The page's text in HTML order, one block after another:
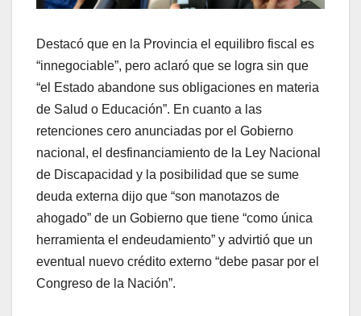
Destacó que en la Provincia el equilibro fiscal es
“innegociable”, pero aclaró que se logra sin que
“el Estado abandone sus obligaciones en materia
de Salud o Educación”. En cuanto a las
retenciones cero anunciadas por el Gobierno
nacional, el desfinanciamiento de la Ley Nacional
de Discapacidad y la posibilidad que se sume
deuda externa dijo que “son manotazos de
ahogado” de un Gobierno que tiene “como única
herramienta el endeudamiento” y advirtió que un
eventual nuevo crédito externo “debe pasar por el
Congreso de la Nación”.